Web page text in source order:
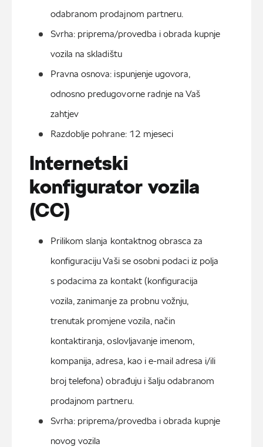
odabranom prodajnom partneru.
Svrha: priprema/provedba i obrada kupnje
vozila na skladištu
Pravna osnova: ispunjenje ugovora,
odnosno predugovorne radnje na Vaš
zahtjev
Razdoblje pohrane: 12 mjeseci
Internetski
konfigurator vozila
(CC)
Prilikom slanja kontaktnog obrasca za
konfiguraciju Vaši se osobni podaci iz polja
s podacima za kontakt (konfiguracija
vozila, zanimanje za probnu vožnju,
trenutak promjene vozila, način
kontaktiranja, oslovljavanje imenom,
kompanija, adresa, kao i e-mail adresa i/ili
broj telefona) obrađuju i šalju odabranom
prodajnom partneru.
Svrha: priprema/provedba i obrada kupnje
novog vozila